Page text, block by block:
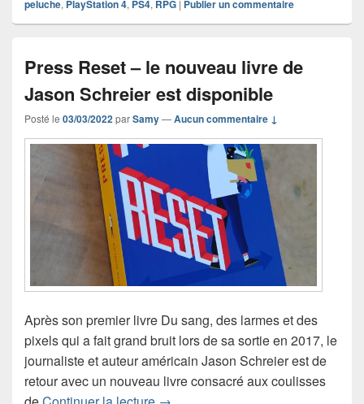
peluche, PlayStation 4, PS4, RPG | Publier un commentaire
Press Reset – le nouveau livre de
Jason Schreier est disponible
Posté le 03/03/2022parSamy—Aucun commentaire ↓
Après son premier livre Du sang, des larmes et des
pixels qui a fait grand bruit lors de sa sortie en 2017, le
journaliste et auteur américain Jason Schreier est de
retour avec un nouveau livre consacré aux coulisses